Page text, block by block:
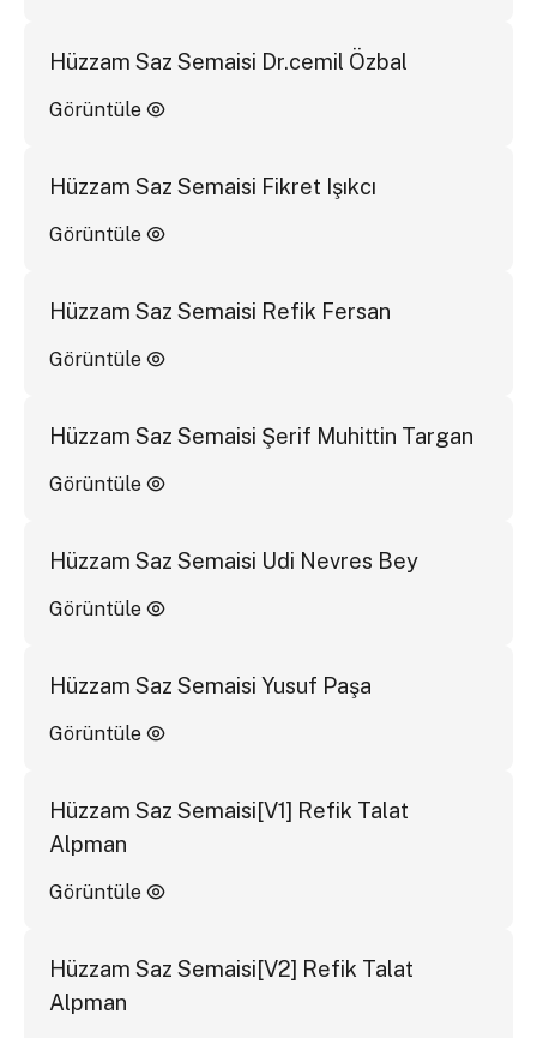
Hüzzam Saz Semaisi Dr.cemil Özbal
Görüntüle
Hüzzam Saz Semaisi Fikret Işıkcı
Görüntüle
Hüzzam Saz Semaisi Refik Fersan
Görüntüle
Hüzzam Saz Semaisi Şerif Muhittin Targan
Görüntüle
Hüzzam Saz Semaisi Udi Nevres Bey
Görüntüle
Hüzzam Saz Semaisi Yusuf Paşa
Görüntüle
Hüzzam Saz Semaisi[V1] Refik Talat
Alpman
Görüntüle
Hüzzam Saz Semaisi[V2] Refik Talat
Alpman